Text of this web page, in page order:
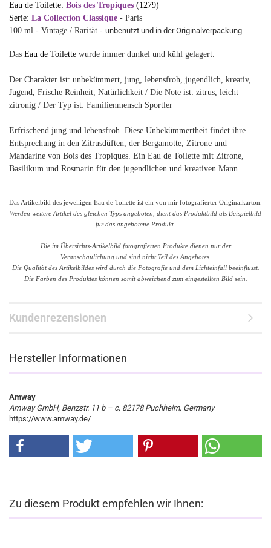
Eau de Toilette: Bois des Tropiques (1279)
Serie: La Collection Classique - Paris
100 ml - Vintage / Rarität - unbenutzt und in der Originalverpackung
Das Eau de Toilette wurde immer dunkel und kühl gelagert.
Der Charakter ist: unbekümmert, jung, lebensfroh, jugendlich, kreativ,
Jugend, Frische Reinheit, Natürlichkeit / Die Note ist: zitrus, leicht
zitronig / Der Typ ist: Familienmensch Sportler
Erfrischend jung und lebensfroh. Diese Unbekümmertheit findet ihre
Entsprechung in den Zitrusdüften, der Bergamotte, Zitrone und
Mandarine von Bois des Tropiques. Ein Eau de Toilette mit Zitrone,
Basilikum und Rosmarin für den jugendlichen und kreativen Mann.
Das Artikelbild des jeweiligen Eau de Toilette ist ein von mir fotografierter Originalkarton.
Werden weitere Artikel des gleichen Typs angeboten, dient das Produktbild als Beispielbild
für das angebotene Produkt.
Die im Übersichts-Artikelbild fotografierten Produkte dienen nur der
Veranschaulichung und sind nicht Teil des Angebotes.
Die Qualität des Artikelbildes wird durch die Fotografie und dem Lichteinfall beeinflusst.
Die Farben des Produktes können somit abweichend zum eingestellten Bild sein.
Kundenrezensionen
Hersteller Informationen
Amway
Amway GmbH, Benzstr. 11 b – c, 82178 Puchheim, Germany
https://www.amway.de/
Zu diesem Produkt empfehlen wir Ihnen: